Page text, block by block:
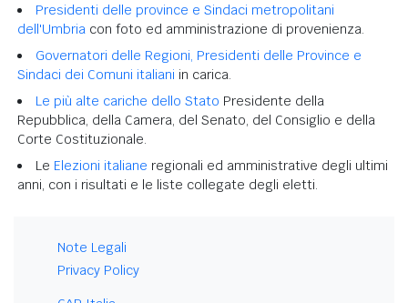
Presidenti delle province e Sindaci metropolitani
dell'Umbria con foto ed amministrazione di provenienza.
Governatori delle Regioni, Presidenti delle Province e
Sindaci dei Comuni italiani in carica.
Le più alte cariche dello Stato Presidente della
Repubblica, della Camera, del Senato, del Consiglio e della
Corte Costituzionale.
Le Elezioni italiane regionali ed amministrative degli ultimi
anni, con i risultati e le liste collegate degli eletti.
Note Legali
Privacy Policy